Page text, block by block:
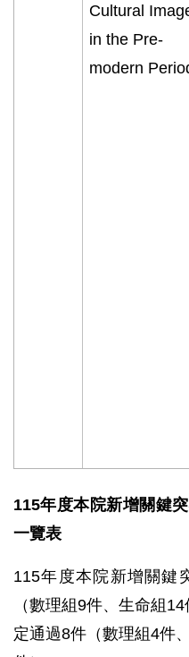
Cultural
in the Pre-
modern
115年度本院新增關鍵
一覽表
115年度本院新增關鍵
（數理組9件、生命組
定通過8件（數理組4件